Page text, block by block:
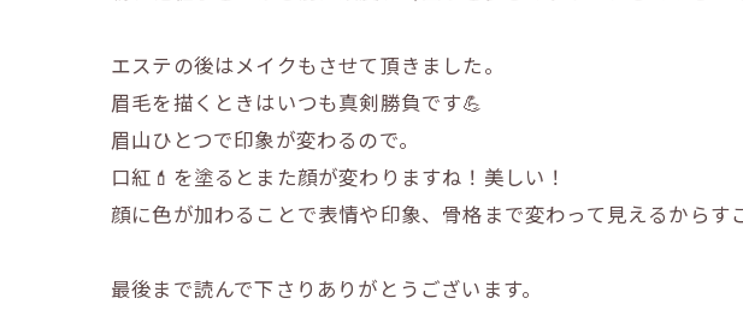
エステの後はメイクもさせて頂きました。
眉毛を描くときはいつも真剣勝負です💪
眉山ひとつで印象が変わるので。
口紅💄を塗るとまた顔が変わりますね！美しい！
顔に色が加わることで表情や印象、骨格まで変わって見えるからす
最後まで読んで下さりありがとうございます。